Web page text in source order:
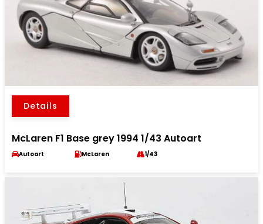
Details
McLaren F1 Base grey 1994 1/43 Autoart
Autoart McLaren 1/43